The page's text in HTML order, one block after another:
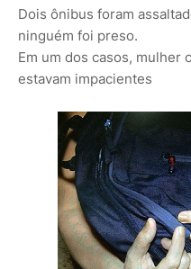
Dois ônibus foram
ninguém foi preso.
Em um dos casos, mulher
estavam impacientes